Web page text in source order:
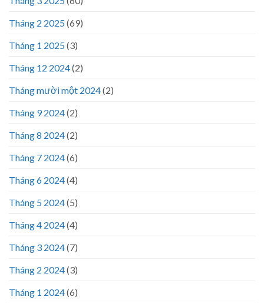
Tháng 2 2025(69)
Tháng 1 2025(3)
Tháng 12 2024(2)
Tháng mười một 2024(2)
Tháng 9 2024(2)
Tháng 8 2024(2)
Tháng 7 2024(6)
Tháng 6 2024(4)
Tháng 5 2024(5)
Tháng 4 2024(4)
Tháng 3 2024(7)
Tháng 2 2024(3)
Tháng 1 2024(6)